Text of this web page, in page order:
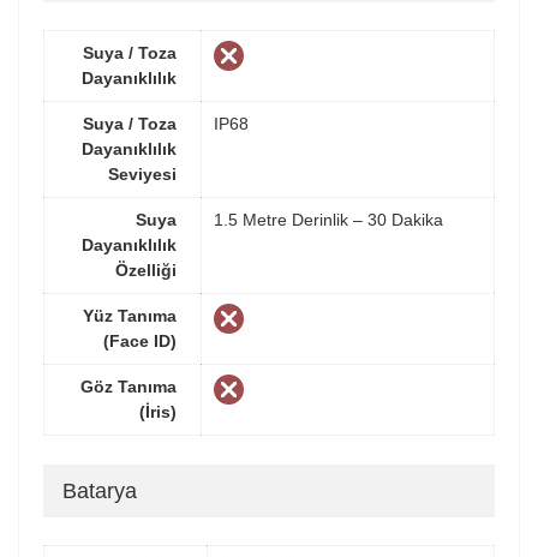
Suya / Toza
Dayanıklılık
Suya / Toza
Dayanıklılık
Seviyesi
IP68
Suya
Dayanıklılık
Özelliği
1.5 Metre Derinlik – 30 Dakika
Yüz Tanıma
(Face ID)
Göz Tanıma
(İris)
Batarya